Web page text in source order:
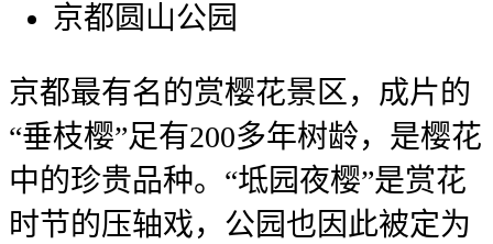
京都圆山公园
京都最有名的赏樱花景区，成片的
“垂枝樱”足有200多年树龄，是樱花
中的珍贵品种。“坻园夜樱”是赏花
时节的压轴戏，公园也因此被定为